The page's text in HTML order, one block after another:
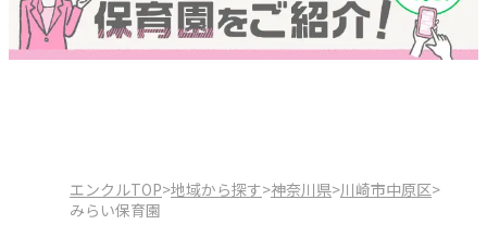
エンクルTOP>地域から探す>神奈川県>川崎市中原区>
みらい保育園